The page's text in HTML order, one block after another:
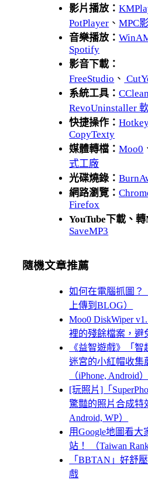
影片播放：
PotPlayer 、MPC
音樂播放：
Spotify
影音下載：
FreeStudio 、
系統工具：
RevoUninstaller
快捷操作：
CopyTexty
媒體轉檔：Moo0
式工廠
光碟燒錄：
網路瀏覽：
Firefox
YouTube下載、
SaveMP3
隨機文章推薦
如何在電腦抓圖？
上傳到BLOG）
Moo0 DiskWiper
裡的殘餘檔案，避
《益智遊戲》「
迷宮的小紅帽收集
（iPhone, Android）
[玩照片]「
驚豔的照片合成特
Android, WP）
用Google地圖看大
站！ （Taiwan Rank
「BBTAN」好舒
戲